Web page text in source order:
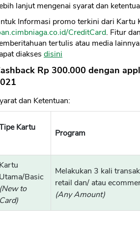
lanjut mengenai syarat dan
Informasi promo terkini dari Kartu
CreditCard. Fitur
tertulis atau media
diakses disini
Rp 300.000 dengan
dan Ketentuan:
Kartu
Program
Kartu
Utama/Basic
(New to
Card)
Melakukan 3 kali
retail dan/ atau
(Any Amount)